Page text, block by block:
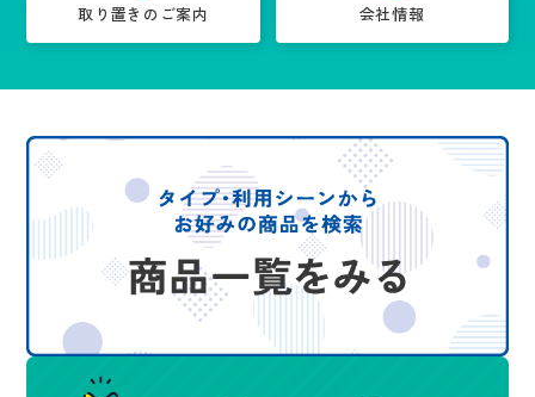
取り置きのご案内 会社情報